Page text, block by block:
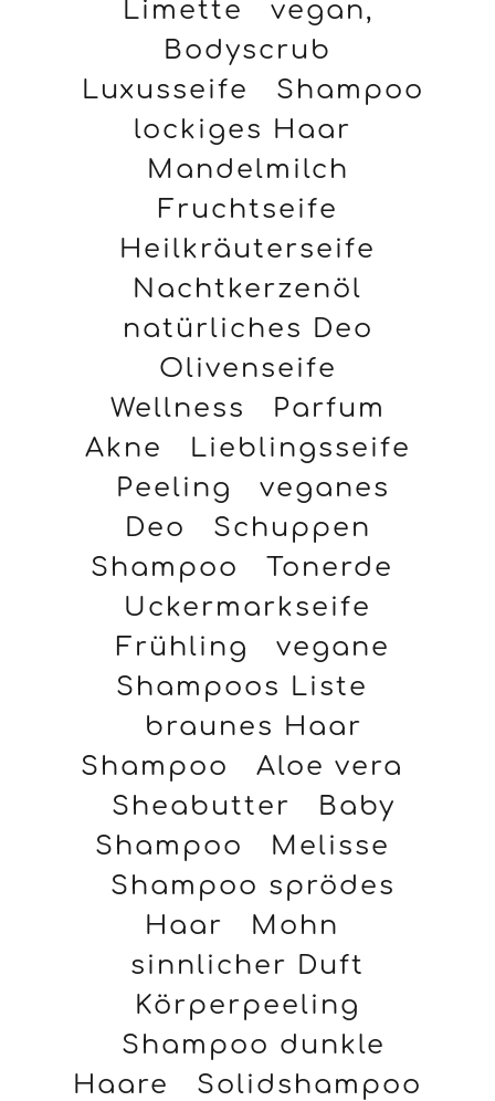
Limette
vegan,
Bodyscrub
Luxusseife
Shampoo
lockiges Haar
Mandelmilch
Fruchtseife
Heilkräuterseife
Nachtkerzenöl
natürliches Deo
Olivenseife
Wellness
Parfum
Akne
Lieblingsseife
Peeling
veganes
Deo
Schuppen
Shampoo
Tonerde
Uckermarkseife
Frühling
vegane
Shampoos Liste
braunes Haar
Shampoo
Aloe vera
Sheabutter
Baby
Shampoo
Melisse
Shampoo sprödes
Haar
Mohn
sinnlicher Duft
Körperpeeling
Shampoo dunkle
Haare
Solidshampoo